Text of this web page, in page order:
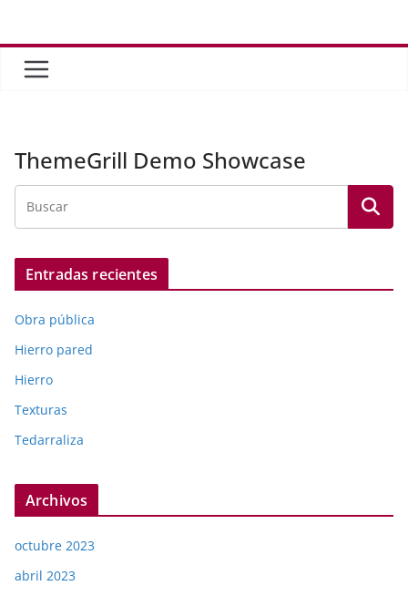
contenido
ThemeGrill Demo Showcase
Entradas recientes
Obra pública
Hierro pared
Hierro
Texturas
Tedarraliza
Archivos
octubre 2023
abril 2023